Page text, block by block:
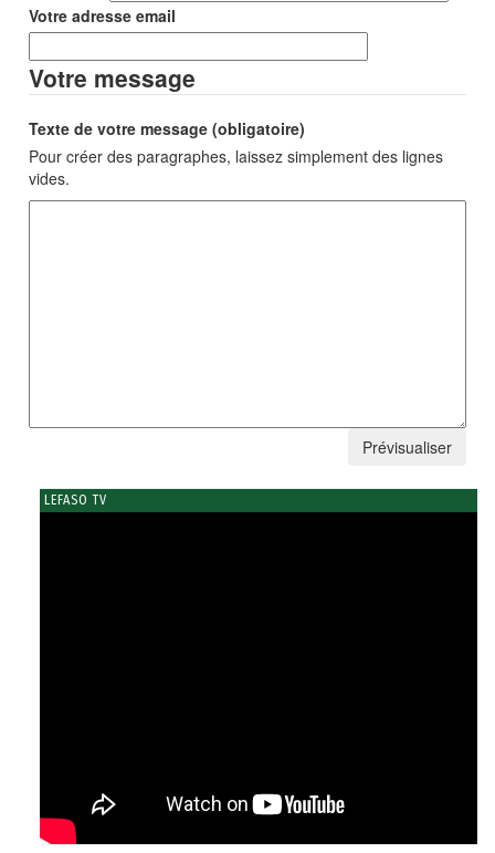
Votre adresse email
Votre message
Texte de votre message (obligatoire)
Pour créer des paragraphes, laissez simplement des lignes
vides.
LEFASO TV